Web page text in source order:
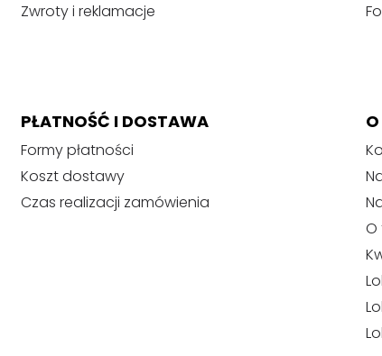
Zwroty i reklamacje
PŁATNOŚĆ I DOSTAWA
Formy płatności
Koszt dostawy
Czas realizacji zamówienia
O